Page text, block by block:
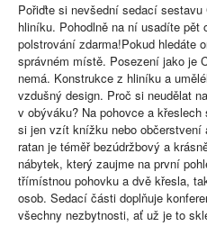
Pořiďte si nevšední sedací sestavu
hliníku. Pohodlně na ní usadíte pět
polstrování zdarma!Pokud hledáte
správném místě. Posezení jako je
nemá. Konstrukce z hliníku a
vzdušný design. Proč si neudělat
v obýváku? Na pohovce a
si jen vzít knížku nebo občerstvení
ratan je téměř bezúdržbový a
nábytek, který zaujme na první
třímístnou pohovku a dvě křesla,
osob. Sedací části doplňuje
všechny nezbytnosti, ať už je to